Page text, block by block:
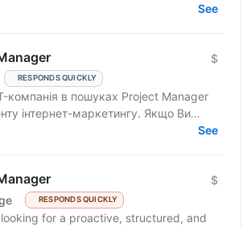
від кандидата:
See
RESPONDS QUICKLY
$
компанія в пошуках Project Manager
інтернет-маркетингу. Якщо Ви
фахівець з лідерськими якостями, то
See
RESPONDS QUICKLY
$
for a proactive, structured, and